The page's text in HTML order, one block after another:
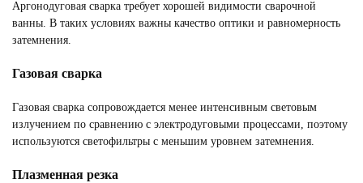
Аргонодуговая сварка требует хорошей видимости сварочной
ванны. В таких условиях важны качество оптики и равномерность
затемнения.
Газовая сварка
Газовая сварка сопровождается менее интенсивным световым
излучением по сравнению с электродуговыми процессами, поэтому
используются светофильтры с меньшим уровнем затемнения.
Плазменная резка